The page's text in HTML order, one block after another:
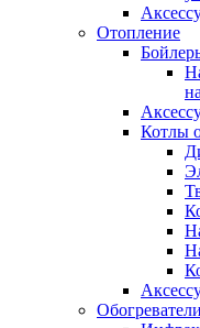
Отопление
Котлы
Обогреватели